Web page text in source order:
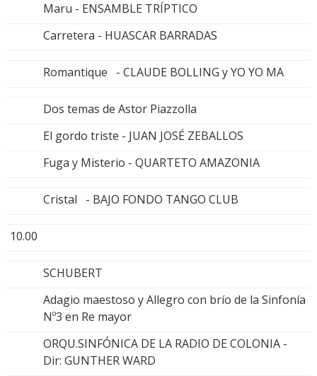
Maru - ENSAMBLE TRÍPTICO
Carretera - HUASCAR BARRADAS
Romantique - CLAUDE BOLLING y YO YO MA
Dos temas de Astor Piazzolla
El gordo triste - JUAN JOSÉ ZEBALLOS
Fuga y Misterio - QUARTETO AMAZONIA
Cristal - BAJO FONDO TANGO CLUB
10.00
SCHUBERT
Adagio maestoso y Allegro con brío de la Sinfonía
Nº3 en Re mayor
ORQU.SINFÓNICA DE LA RADIO DE COLONIA -
Dir: GUNTHER WARD